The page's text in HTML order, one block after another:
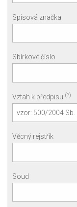
Spisová značka
Sbírkové číslo
Vztah k předpisu (?)
Věcný rejstřík
Soud